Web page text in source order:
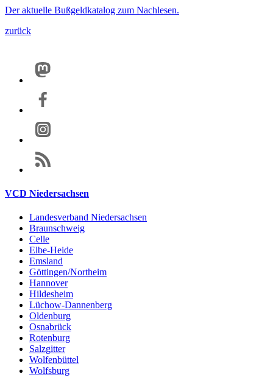
Der aktuelle Bußgeldkatalog zum Nachlesen.
zurück
VCD Niedersachsen
Landesverband Niedersachsen
Braunschweig
Celle
Elbe-Heide
Emsland
Göttingen/Northeim
Hannover
Hildesheim
Lüchow-Dannenberg
Oldenburg
Osnabrück
Rotenburg
Salzgitter
Wolfenbüttel
Wolfsburg